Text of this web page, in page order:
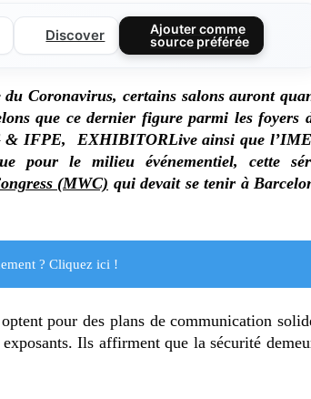
Discover
Ajouter comme
source préférée
Coronavirus, certains salons auront
que ce dernier figure parmi les foyers
& IFPE, EXHIBITORLive ainsi que
pour le milieu événementiel, cette
(MWC) qui devait se tenir à
? Cliquez ici !
pour des plans de communication
Ils affirment que la sécurité